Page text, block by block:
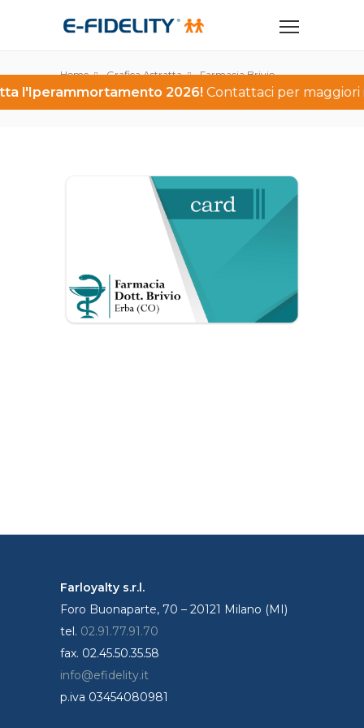
l'Iperammortamento 2026!Contattaci per maggiori
Home Grafica Astratta Farmacia Brivio
Farloyalty s.r.l.
Foro Buonaparte, 70 – 20121 Milano (MI)
tel. 02.91.77.91.70
fax. 02.45.50.35.58
info@efidelity.it
p.iva 03454080981